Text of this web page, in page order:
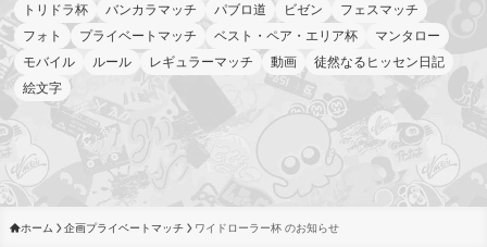
トリドラ杯
バンカラマッチ パブロ道 ビゼン
フェスマッチ
フォト
プライベートマッチ ベスト・ペア・エリア杯
マンタロー
モバイル
ルール レギュラーマッチ 動画
徒然なるヒッセン日記
絵文字
ホーム 企画プライベートマッチ ワイドローラー杯 のお知らせ